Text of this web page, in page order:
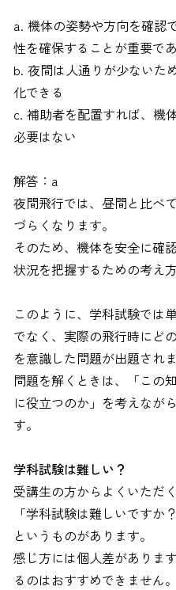
a. 機体の姿勢や方向を確認
性を確保することが重要で
b. 夜間は人通りが少ないた
化できる
c. 補助者を配置すれば、機
必要はない
解答：a
夜間飛行では、昼間と比べ
づらくなります。
そのため、機体を安全に確
状況を把握するための考え
このように、学科試験では
でなく、実際の飛行時にど
を意識した問題が出題されま
問題を解くときは、「この
に役立つのか」を考えなが
す。
学科試験は難しい？
受講生の方からよくいただ
「学科試験は難しいですか？
というものがあります。
感じ方には個人差がありま
るのはおすすめできません。